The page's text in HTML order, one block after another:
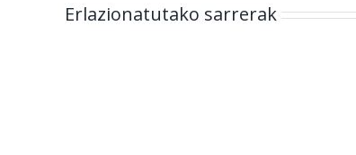
Erlazionatutako sarrerak